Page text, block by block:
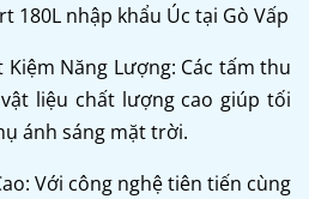
180L nhập khẩu Úc tại Gò Vấp
Kiệm Năng Lượng: Các tấm thu
liệu chất lượng cao giúp tối
ánh sáng mặt trời.
Với công nghệ tiên tiến cùng